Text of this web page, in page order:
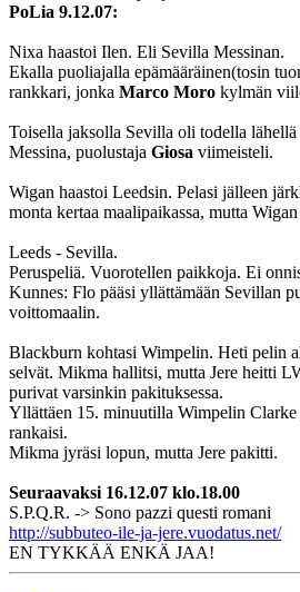
PoLia 9.12.07:
Nixa haastoi Ilen. Eli Sevilla Messinan.
Ekalla puoliajalla epämääräinen(tosin
rankkari, jonka Marco Moro kylmän
Toisella jaksolla Sevilla oli todella
Messina, puolustaja Giosa viimeisteli.
Wigan haastoi Leedsin. Pelasi jälleen
monta kertaa maalipaikassa, mutta
Leeds - Sevilla.
Peruspeliä. Vuorotellen paikkoja. Ei
Kunnes: Flo pääsi yllättämään Sevillan
voittomaalin.
Blackburn kohtasi Wimpelin. Heti pelin
selvät. Mikma hallitsi, mutta Jere heitti
purivat varsinkin pakituksessa.
Yllättäen 15. minuutilla Wimpelin Clarke
rankaisi.
Mikma jyräsi lopun, mutta Jere pakitti.
Seuraavaksi 16.12.07 klo.18.00
S.P.Q.R. -> Sono pazzi questi romani
http://subbuteo-ile-ja-jere.vuodatus.net/
EN TYKKÄÄ ENKÄ JAA!